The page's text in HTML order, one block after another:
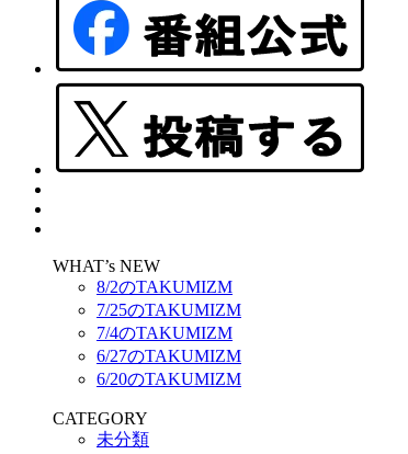
WHAT’s NEW
8/2のTAKUMIZM
7/25のTAKUMIZM
7/4のTAKUMIZM
6/27のTAKUMIZM
6/20のTAKUMIZM
CATEGORY
未分類